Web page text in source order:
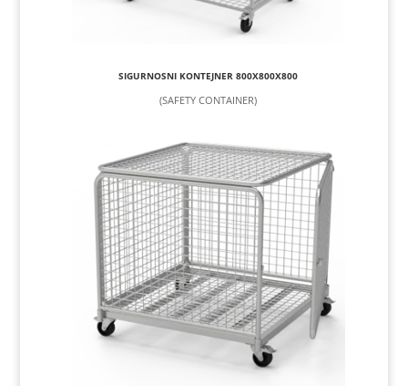
SIGURNOSNI KONTEJNER 800X800X800
(SAFETY CONTAINER)